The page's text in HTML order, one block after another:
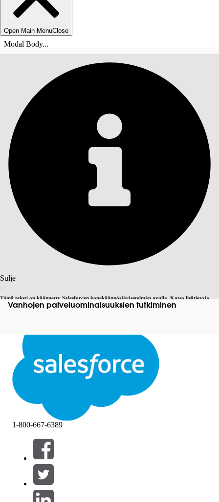
Open Main MenuClose
Modal Body...
Sulje
Tämä teksti on käännetty Salesforcen konekäännösjärjestelmän avulla. Katso lisätietoja
täältä. Vaihda englantiin Ei nyt
Sulje
Vanhojen palveluominaisuuksien tutkiminen
SISÄLLYSLUETTELO
Suodattimet (0)
VALITSE SUODATTIMET
Tuotealue
1-800-667-6389